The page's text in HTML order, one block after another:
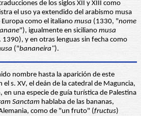
de los siglos XII y XIII como
el uso ya extendido del arabismo musa
como el italiano musa (1330, "nome
"), igualmente en siciliano musa
1390), y en otras lenguas sin fecha como
("bananeira").
nombre hasta la aparición de este
el s. XV, el deán de la catedral de Maguncia,
una especie de guía turística de Palestina
Sanctam hablaba de las bananas,
como de "un fruto" (fructus)